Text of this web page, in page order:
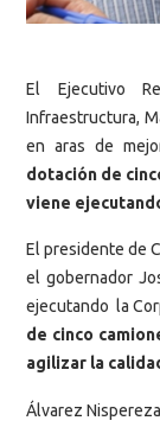
El Ejecutivo
Infraestructura,
en aras de
dotación de
viene
El presidente de
el gobernador
ejecutando la
de cinco
agilizar la
Álvarez